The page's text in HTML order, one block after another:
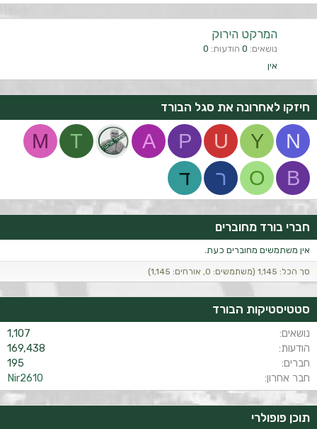
המרקט הירוק
נושאים 0 הודעות 0
אין
חיזקו לאחרונה את סגל הבורד
N
Y
U
P
A
T
M
B
O ר ד
חברי בורד מחוברים
אין משתמשים מחוברים כעת.
סך הכל: 1,145 (משתמשים: 0, אורחים: 1,145)
סטטיסטיקות הבורד
נושאים
1,107
הודעות
169,438
חברים
195
חבר אחרון
Nir2610
תוכן פופולרי